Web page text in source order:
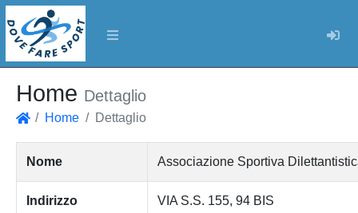
Home Dettaglio
Home Dettaglio
Nome Associazione Sportiva
Indirizzo VIA S.S. 155, 94 BIS